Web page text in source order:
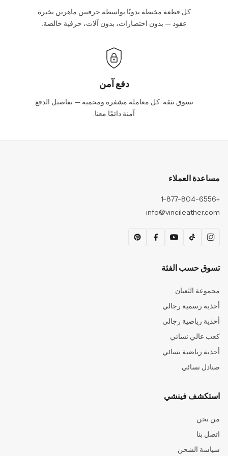
كل قطعة مخيطة يدويًا بواسطة حرفيين ماهرين بخبرة
عقود — بدون اختصارات، بدون آلات، حرفية خالصة.
دفع آمن
تسوق بثقة. كل معاملة مشفرة ومحمية — تفاصيل الدفع
آمنة دائمًا معنا.
مساعدة العملاء
+1-877-804-6556
info@vincileather.com
تسوق حسب الفئة
مجموعة الثعبان
أحذية رسمية رجالي
أحذية رياضية رجالي
كعب عالي نسائي
أحذية رياضية نسائي
صنادل نسائي
استكشف فينشي
من نحن
اتصل بنا
سياسة الشحن